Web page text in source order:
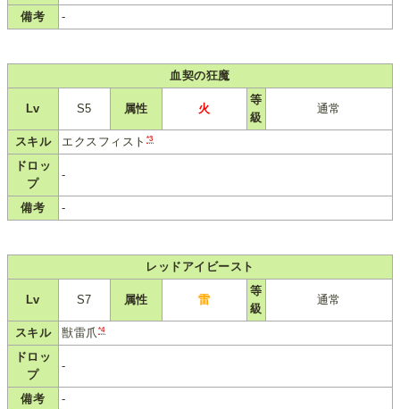
備考 -
血契の狂魔
Lv S5 属性 火
等
級
通常
スキル エクスフィスト *3
ドロッ
プ
-
備考 -
レッドアイビースト
Lv S7 属性 雷
等
級
通常
スキル 獣雷爪 *4
ドロッ
プ
-
備考 -